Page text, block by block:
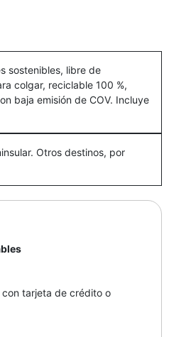
sostenibles, libre de
colgar, reciclable 100 %,
baja emisión de COV. Incluye
Otros destinos, por
con tarjeta de crédito o